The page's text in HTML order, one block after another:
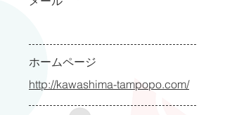
ホームページ
http://kawashima-tampopo.com/